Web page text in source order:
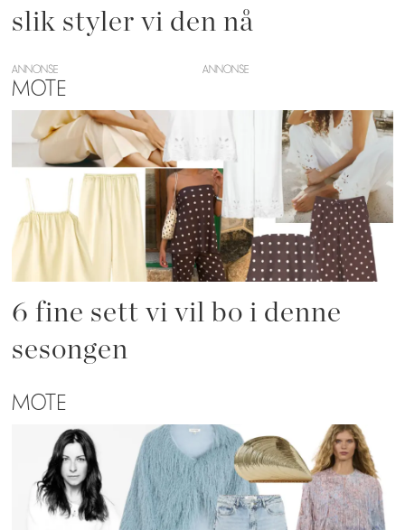
slik styler vi den nå
ANNONSE
MOTE
6 fine sett vi vil bo i denne
sesongen
MOTE